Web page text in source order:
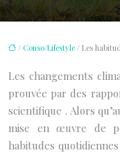
/ Conso/Lifestyle / Les
Les changements
prouvée par des
scientifique . Alors
mise en œuvre de
habitudes